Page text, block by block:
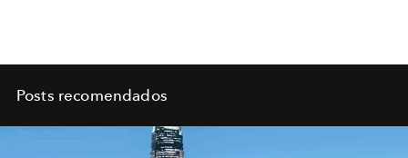
Posts recomendados